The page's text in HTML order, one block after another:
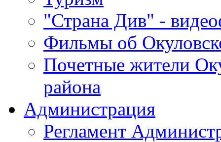
"Страна Див" -
Фильмы об
Почетные жители
района
Администрация
Регламент